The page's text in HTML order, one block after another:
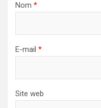
Nom *
E-mail *
Site web